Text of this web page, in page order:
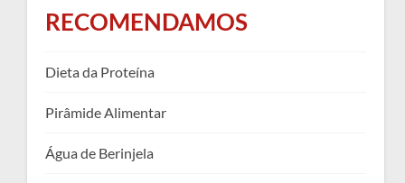
RECOMENDAMOS
Dieta da Proteína
Pirâmide Alimentar
Água de Berinjela